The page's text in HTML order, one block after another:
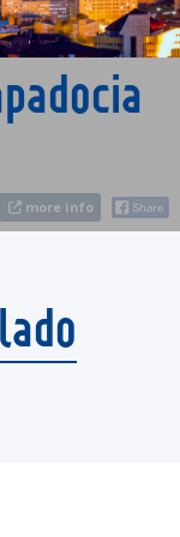
more info